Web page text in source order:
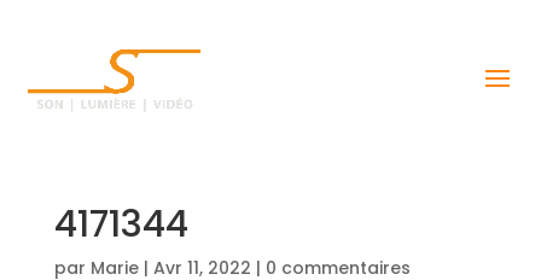
4171344
par Marie| Avr 11, 2022 | 0 commentaires